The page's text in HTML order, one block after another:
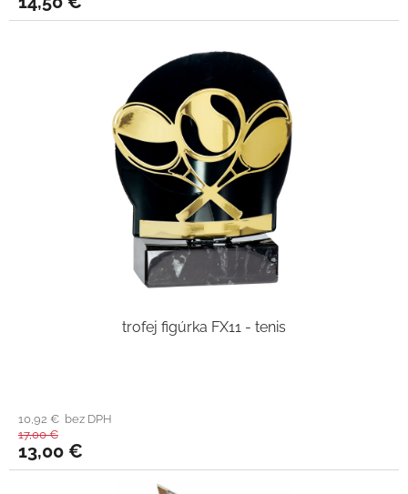
trofej figúrka FX11 - tenis
10,92 € bez DPH
17,00 €
13,00 €